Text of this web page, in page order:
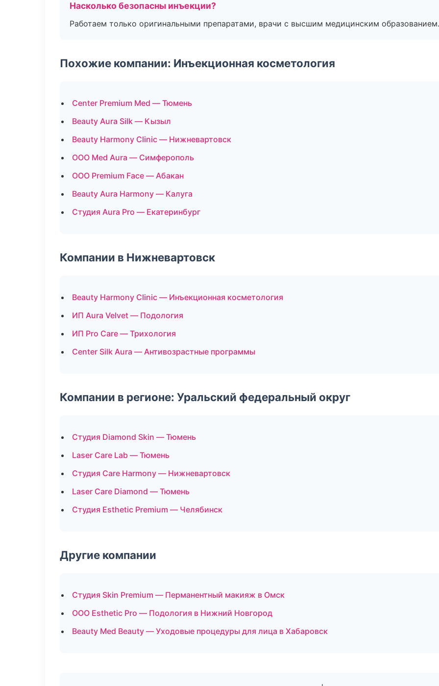
Насколько безопасны инъекции?
Работаем только оригинальными препаратами, врачи с высшим медицинским образованием.
Похожие компании: Инъекционная косметология
Center Premium Med — Тюмень
Beauty Aura Silk — Кызыл
Beauty Harmony Clinic — Нижневартовск
ООО Med Aura — Симферополь
ООО Premium Face — Абакан
Beauty Aura Harmony — Калуга
Студия Aura Pro — Екатеринбург
Компании в Нижневартовск
Beauty Harmony Clinic — Инъекционная косметология
ИП Aura Velvet — Подология
ИП Pro Care — Трихология
Center Silk Aura — Антивозрастные программы
Компании в регионе: Уральский федеральный округ
Студия Diamond Skin — Тюмень
Laser Care Lab — Тюмень
Студия Care Harmony — Нижневартовск
Laser Care Diamond — Тюмень
Студия Esthetic Premium — Челябинск
Другие компании
Студия Skin Premium — Перманентный макияж в Омск
ООО Esthetic Pro — Подология в Нижний Новгород
Beauty Med Beauty — Уходовые процедуры для лица в Хабаровск